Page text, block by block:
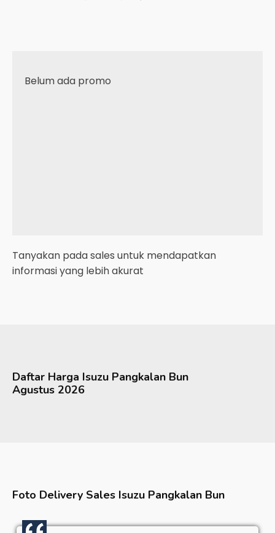
Belum ada promo
Tanyakan pada sales untuk mendapatkan
informasi yang lebih akurat
Daftar Harga Isuzu Pangkalan Bun
Agustus 2026
Foto Delivery Sales Isuzu Pangkalan Bun